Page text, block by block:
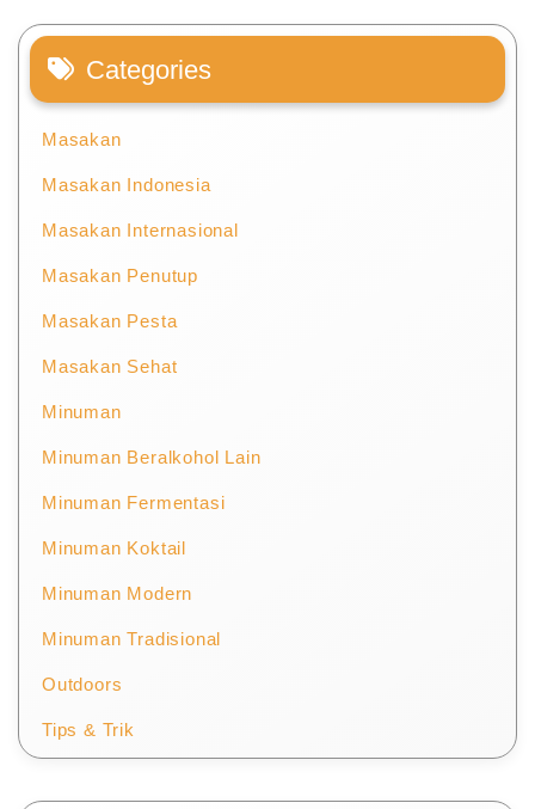
Categories
Masakan
Masakan Indonesia
Masakan Internasional
Masakan Penutup
Masakan Pesta
Masakan Sehat
Minuman
Minuman Beralkohol Lain
Minuman Fermentasi
Minuman Koktail
Minuman Modern
Minuman Tradisional
Outdoors
Tips & Trik